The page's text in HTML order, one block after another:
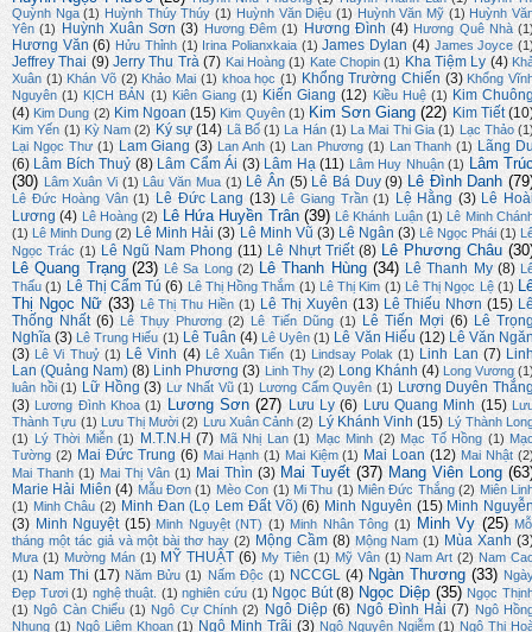
Quỳnh Nga (1) Huỳnh Thúy Thúy (1) Huỳnh Văn Diệu (1) Huỳnh Văn Mỹ (1) Huỳnh
Yên (1) Huỳnh Xuân Sơn (3) Hương Đêm (1) Hương Đình (4) Hương Quê Nhà
Hương Văn (6) Hửu Thỉnh (1) Irina Polianxkaia (1) James Dylan (4) James Joyce
Jeffrey Thai (9) Jerry Thu Trà (7) Kai Hoàng (1) Kate Chopin (1) Kha Tiệm Ly (4)
Xuân (1) Khán Võ (2) Khảo Mai (1) khoa học (1) Khổng Trường Chiến (3) Khổng
Nguyên (1) KỊCH BẢN (1) Kiên Giang (1) Kiến Giang (12) Kiều Huệ (1) Kim
(4) Kim Dung (2) Kim Ngoan (15) Kim Quyên (1) Kim Sơn Giang (22) Kim Tiết
Kim Yến (1) Kỳ Nam (2) Ký sự (14) Lã Bố (1) La Hán (1) La Mai Thi Gia (1) Lạc Thảo
Lại Ngọc Thư (1) Lam Giang (3) Lan Anh (1) Lan Phương (1) Lan Thanh (1) Lãng
(6) Lâm Bích Thuỷ (8) Lâm Cẩm Ái (3) Lâm Hạ (11) Lâm Huy Nhuận (1) Lâm
(30) Lâm Xuân Vi (1) Lâu Văn Mua (1) Lê Ân (5) Lê Bá Duy (9) Lê Đình Danh
Lê Đức Hoàng Vân (1) Lê Đức Lang (13) Lê Giang Trần (1) Lệ Hằng (3) Lê
Lương (4) Lê Hoàng (2) Lê Hứa Huyền Trân (39) Lê Khánh Luận (1) Lê Minh
(1) Lê Minh Dung (2) Lê Minh Hải (3) Lê Minh Vũ (3) Lê Ngân (3) Lê Ngọc Phái (1)
Ngọc Trác (1) Lê Ngũ Nam Phong (11) Lê Nhựt Triết (8) Lê Phương Châu
Lê Quang Trạng (23) Lê Sa Long (2) Lê Thanh Hùng (34) Lê Thanh My (8)
Thấu (1) Lê Thị Cẩm Tú (6) Lê Thị Hồng Thắm (1) Lê Thị Kim (1) Lê Thị Ngọc Lệ (1)
Thị Ngọc Nữ (33) Lê Thị Thu Hiền (1) Lê Thị Xuyên (13) Lê Thiếu Nhơn (15)
Thống Nhất (6) Lê Thụy Phương (2) Lê Tiến Dũng (1) Lê Tiến Mợi (6) Lê
Nghĩa (3) Lê Trung Hiếu (1) Lê Tuân (4) Lê Uyên (1) Lê Văn Hiếu (12) Lê Văn
(3) Lê Vi Thuỷ (1) Lê Vinh (4) Lê Xuân Tiến (1) Lindsay Polak (1) Linh Lan (7)
Lan (Quảng Nam) (8) Linh Phương (3) Linh Thy (2) Long Khánh (4) Long Vương
luân hồi (1) Lữ Hồng (3) Lư Nhất Vũ (1) Lương Cẩm Quyên (1) Lương Duyên
(3) Lương Đình Khoa (1) Lương Sơn (27) Lưu Ly (6) Lưu Quang Minh (15)
Thành Tựu (1) Lưu Thị Mười (2) Lưu Xuân Cảnh (2) Lý Khánh Vinh (15) Lý Thành
(1)
Lý Thời Miễn (1) M.T.N.H (7) Mã Nhị Lan (1) Mạc Minh (2) Mạc Tố Hồng (1)
Tường (2) Mai Đức Trung (6) Mai Hạnh (1) Mai Kiệm (1) Mai Loan (12) Mai Nhật
Mai Thanh (1) Mai Thị Vân (1) Mai Thìn (3) Mai Tuyết (37) Mang Viên Long
Marie Hải Miên (4) Mẫu Đơn (1) Mèo Con (1) Mi Thu (1) Miên Đức Thắng (2) Miên
(1) Minh Châu (2) Minh Đan (Lọ Lem Đất Võ) (6) Minh Nguyên (15) Minh
(3) Minh Nguyệt (15) Minh Nguyệt (NT) (1) Minh Nhân Tông (1) Minh Vy (25)
tháng một tác giả và một bài thơ hay (2) Mộng Cầm (8) Mộng Nam (1) Mùa Xanh
Mưa (1) Mường Mán (1) MỸ THUẬT (6) My Tiên (1) Mỹ Vân (1) Nam Art (2) Nam
(1) Nam Thi (17) Năm Bửu (1) Nấm Độc (1) NCCGL (4) Ngàn Thương (33)
Đẹp Tươi (1) nghệ thuật. (1) nghiên cứu (1) Ngọc Bút (8) Ngọc Diệp (35) Ngọc
(1) Ngô Càn Chiểu (1) Ngô Cự Chính (2) Ngô Diệp (6) Ngô Đình Hải (7) Ngô
Nhung (1) Ngô Liêm Khoan (1) Ngô Minh Trãi (3) Ngô Nguyên Ngiễm (1) Ngô Thị